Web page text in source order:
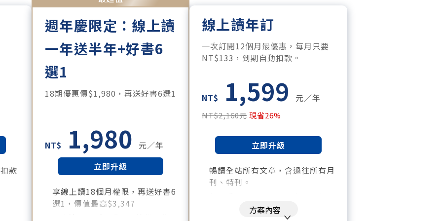
款
週年慶限定：線上讀
一年送半年+好書6
選1
18期優惠價$1,980，再送好書6選1
NT$ 1,980
元／年
立即升級
享線上讀18個月權限，再送好書6
選1，價值最高$3,347
好書清單：《大腦就是這樣工作
線上讀年訂
一次訂閱12個月最優惠，每月只要
NT$133，到期自動扣款。
NT$ 1,599 元／年
NT$2,160元現省26%
立即升級
暢讀全站所有文章，含過往所有月
刊、特刊。​
訂閱到期自動扣款。
方案內容